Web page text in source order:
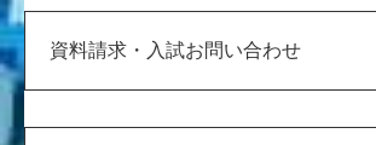
資料請求・入試お問い合わせ
研究・社会連携
学内向け
KDUポータル
Microsoft365